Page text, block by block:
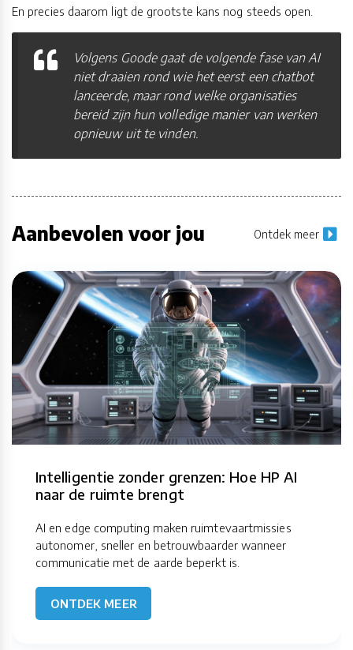
En precies daarom ligt de grootste kans nog steeds open.
Volgens Goode gaat de volgende fase van AI
niet draaien rond wie het eerst een chatbot
lanceerde, maar rond welke organisaties
bereid zijn hun volledige manier van werken
opnieuw uit te vinden.
Aanbevolen voor jou Ontdek meer
Intelligentie zonder grenzen: Hoe HP AI
naar de ruimte brengt
AI en edge computing maken ruimtevaartmissies
autonomer, sneller en betrouwbaarder wanneer
communicatie met de aarde beperkt is.
ONTDEK MEER